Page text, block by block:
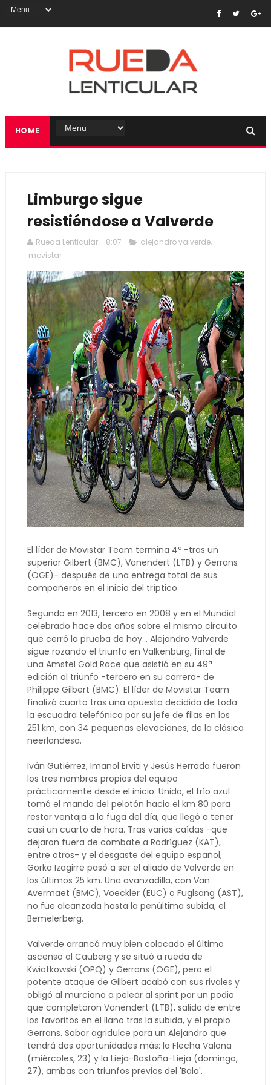
HOME
Limburgo sigue
resistiéndose a Valverde
Rueda Lenticular 8:07 alejandro valverde,
movistar
El líder de Movistar Team termina 4º -tras un
superior Gilbert (BMC), Vanendert (LTB) y Gerrans
(OGE)- después de una entrega total de sus
compañeros en el inicio del tríptico
Segundo en 2013, tercero en 2008 y en el Mundial
celebrado hace dos años sobre el mismo circuito
que cerró la prueba de hoy... Alejandro Valverde
sigue rozando el triunfo en Valkenburg, final de
una Amstel Gold Race que asistió en su 49ª
edición al triunfo -tercero en su carrera- de
Philippe Gilbert (BMC). El líder de Movistar Team
finalizó cuarto tras una apuesta decidida de toda
la escuadra telefónica por su jefe de filas en los
251 km, con 34 pequeñas elevaciones, de la clásica
neerlandesa.
Iván Gutiérrez, Imanol Erviti y Jesús Herrada fueron
los tres nombres propios del equipo
prácticamente desde el inicio. Unido, el trío azul
tomó el mando del pelotón hacia el km 80 para
restar ventaja a la fuga del día, que llegó a tener
casi un cuarto de hora. Tras varias caídas -que
dejaron fuera de combate a Rodríguez (KAT),
entre otros- y el desgaste del equipo español,
Gorka Izagirre pasó a ser el aliado de Valverde en
los últimos 25 km. Una avanzadilla, con Van
Avermaet (BMC), Voeckler (EUC) o Fuglsang (AST),
no fue alcanzada hasta la penúltima subida, el
Bemelerberg.
Valverde arrancó muy bien colocado el último
ascenso al Cauberg y se situó a rueda de
Kwiatkowski (OPQ) y Gerrans (OGE), pero el
potente ataque de Gilbert acabó con sus rivales y
obligó al murciano a pelear al sprint por un podio
que completaron Vanendert (LTB), salido de entre
los favoritos en el llano tras la subida, y el propio
Gerrans. Sabor agridulce para un Alejandro que
tendrá dos oportunidades más: la Flecha Valona
(miércoles, 23) y la Lieja-Bastoña-Lieja (domingo,
27), ambas con triunfos previos del 'Bala'.